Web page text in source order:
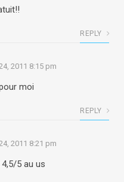
REPLY
2011 8:15 pm
moi
REPLY
2011 8:21 pm
5 au us